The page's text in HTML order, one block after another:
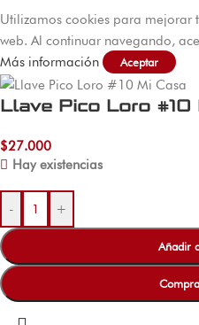
Utilizamos cookies para mejorar
web. Al continuar navegando,
Más información
Aceptar
Llave Pico Loro #10
$27.000
Hay existencias
- +
Añadir